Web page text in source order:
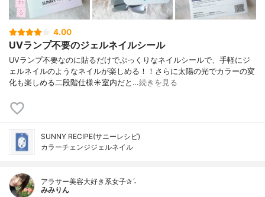
4.00
UVランプ不要のジェルネイルシール
UVランプ不要なのに貼るだけでぷっくりなネイルシールで、手軽にジ
ェルネイルのようなネイルが楽しめる！！さらに太陽の光でカラーの変
化も楽しめる二段階仕様☀室内だと…続きを見る
SUNNY RECIPE(サニーレシピ)
カラーチェンジジェルネイル
アラサー美容大好き系女子✰ˊ˗
みみりん